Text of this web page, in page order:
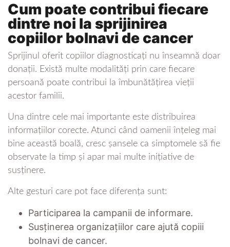
Cum poate contribui fiecare
dintre noi la sprijinirea
copiilor bolnavi de cancer
Sprijinul oferit copiilor diagnosticați nu înseamnă doar
donații. Există multe modalități prin care fiecare
persoană poate contribui la îmbunătățirea vieții
acestor familii.
Una dintre cele mai importante este distribuirea
informațiilor corecte. Atunci când oamenii înțeleg mai
bine această boală, cresc șansele ca simptomele să fie
observate la timp și apar mai multe inițiative de
susținere.
Alte gesturi care pot face diferența sunt:
Participarea la campanii de informare.
Susținerea organizațiilor care ajută copiii
bolnavi de cancer.